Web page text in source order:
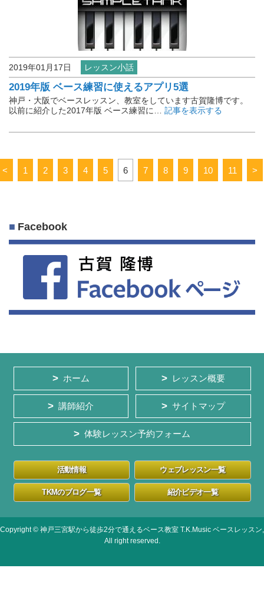
2019年01月17日 レッスン小話
2019年版 ベース練習に使えるアプリ5選
神戸・大阪でベースレッスン、教室をしています古賀隆博です。
以前に紹介した2017年版 ベース練習に…
記事を表示する
< 1 2 3 4 5 6 7 8 9 10 11 >
Facebook
ホーム レッスン概要
講師紹介 サイトマップ
体験レッスン予約フォーム
活動情報 ウェブレッスン一覧
TKMのブログ一覧 紹介ビデオ一覧
Copyright © 神戸三宮駅から徒歩2分で通えるベース教室 T.K.Music ベースレッスン,
All right reserved.